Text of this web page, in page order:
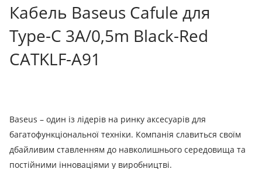
Кабель Baseus Cafule для
Type-C 3A/0,5m Black-Red
CATKLF-A91
Baseus – один із лідерів на ринку аксесуарів для
багатофункціональної техніки. Компанія славиться своїм
дбайливим ставленням до навколишнього середовища та
постійними інноваціями у виробництві.